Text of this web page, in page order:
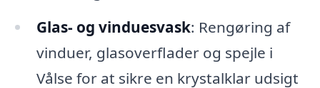
Glas- og vinduesvask: Rengøring af
vinduer, glasoverflader og spejle i
Vålse for at sikre en krystalklar udsigt